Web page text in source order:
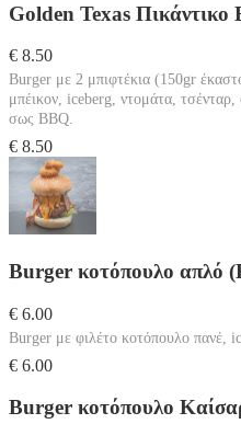
Golden Texas
€ 8.50
Burger με 2 μπιφτέκια (150gr
μπέικον, iceberg, ντομάτα,
σως BBQ.
€ 8.50
Burger κοτόπουλο απλό
€ 6.00
Burger με φιλέτο κοτόπουλο πανέ,
€ 6.00
Burger κοτόπουλο